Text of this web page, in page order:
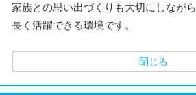
家族との思い出づくりも大切にしながら
長く活躍できる環境です。
閉じる